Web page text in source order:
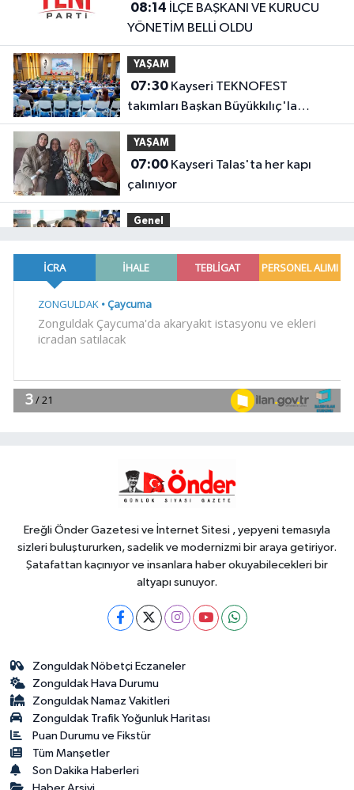
08:14
YÖNETİM BELLİ OLDU
YAŞAM
07:30Kayseri TEKNOFEST
takımları Başkan Büyükkılıç'la
buluştu
YAŞAM
07:00Kayseri Talas'ta her kapı
çalınıyor
Genel
AÇIKLAMA
22:38Başkan Vekili Şahin Biba:
22:24 Bursa'da TEKNOSAB KOBİ
OSB tanıtıldı... Bursa'nın kalkınma
Ereğli Önder Gazetesi ve İnternet Sitesi , yepyeni temasıyla
sizleri buluştururken, sadelik ve modernizmi bir araya getiriyor.
Şatafattan kaçınıyor ve insanlara haber okuyabilecekleri bir
altyapı sunuyor.
Zonguldak Nöbetçi Eczaneler
Zonguldak Hava Durumu
Zonguldak Namaz Vakitleri
Zonguldak Trafik Yoğunluk Haritası
Puan Durumu ve Fikstür
Tüm Manşetler
Son Dakika Haberleri